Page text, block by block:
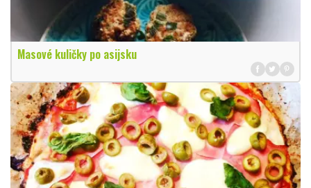
Masové kuličky po asijsku